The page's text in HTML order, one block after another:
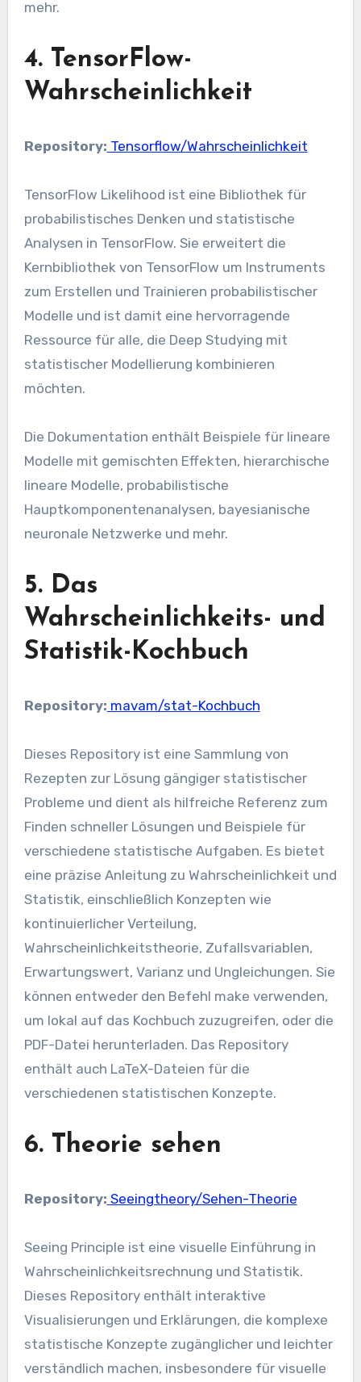
mehr.
4. TensorFlow-
Wahrscheinlichkeit
Repository: Tensorflow/Wahrscheinlichkeit
TensorFlow Likelihood ist eine Bibliothek für
probabilistisches Denken und statistische
Analysen in TensorFlow. Sie erweitert die
Kernbibliothek von TensorFlow um Instruments
zum Erstellen und Trainieren probabilistischer
Modelle und ist damit eine hervorragende
Ressource für alle, die Deep Studying mit
statistischer Modellierung kombinieren
möchten.
Die Dokumentation enthält Beispiele für lineare
Modelle mit gemischten Effekten, hierarchische
lineare Modelle, probabilistische
Hauptkomponentenanalysen, bayesianische
neuronale Netzwerke und mehr.
5. Das
Wahrscheinlichkeits- und
Statistik-Kochbuch
Repository: mavam/stat-Kochbuch
Dieses Repository ist eine Sammlung von
Rezepten zur Lösung gängiger statistischer
Probleme und dient als hilfreiche Referenz zum
Finden schneller Lösungen und Beispiele für
verschiedene statistische Aufgaben. Es bietet
eine präzise Anleitung zu Wahrscheinlichkeit und
Statistik, einschließlich Konzepten wie
kontinuierlicher Verteilung,
Wahrscheinlichkeitstheorie, Zufallsvariablen,
Erwartungswert, Varianz und Ungleichungen. Sie
können entweder den Befehl make verwenden,
um lokal auf das Kochbuch zuzugreifen, oder die
PDF-Datei herunterladen. Das Repository
enthält auch LaTeX-Dateien für die
verschiedenen statistischen Konzepte.
6. Theorie sehen
Repository: Seeingtheory/Sehen-Theorie
Seeing Principle ist eine visuelle Einführung in
Wahrscheinlichkeitsrechnung und Statistik.
Dieses Repository enthält interaktive
Visualisierungen und Erklärungen, die komplexe
statistische Konzepte zugänglicher und leichter
verständlich machen, insbesondere für visuelle